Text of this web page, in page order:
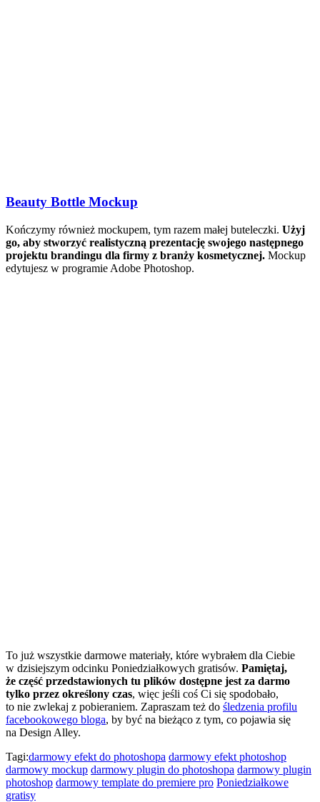
Beauty Bottle Mockup
Kończymy również mockupem, tym razem małej buteleczki. Użyj
go, aby stworzyć realistyczną prezentację swojego następnego
projektu brandingu dla firmy z branży kosmetycznej. Mockup
edytujesz w programie Adobe Photoshop.
To już wszystkie darmowe materiały, które wybrałem dla Ciebie
w dzisiejszym odcinku Poniedziałkowych gratisów. Pamiętaj,
że część przedstawionych tu plików dostępne jest za darmo
tylko przez określony czas, więc jeśli coś Ci się spodobało,
to nie zwlekaj z pobieraniem. Zapraszam też do śledzenia profilu
facebookowego bloga, by być na bieżąco z tym, co pojawia się
na Design Alley.
Tagi:darmowy efekt do photoshopa darmowy efekt photoshop
darmowy mockup darmowy plugin do photoshopa darmowy plugin
photoshop darmowy template do premiere pro Poniedziałkowe
gratisy